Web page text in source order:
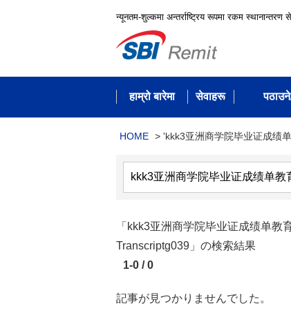
न्यूनतम-शुल्कमा अन्तर्राष्ट्रिय रूपमा रकम स्थानान्तरण
हाम्रो बारेमा सेवाहरू
HOME > 'kkk3亚洲商学院毕业证成绩
「kkk3亚洲商学院毕业证成绩单
Transcriptg039」の検索結果
1-0 / 0
記事が見つかりませんでした。